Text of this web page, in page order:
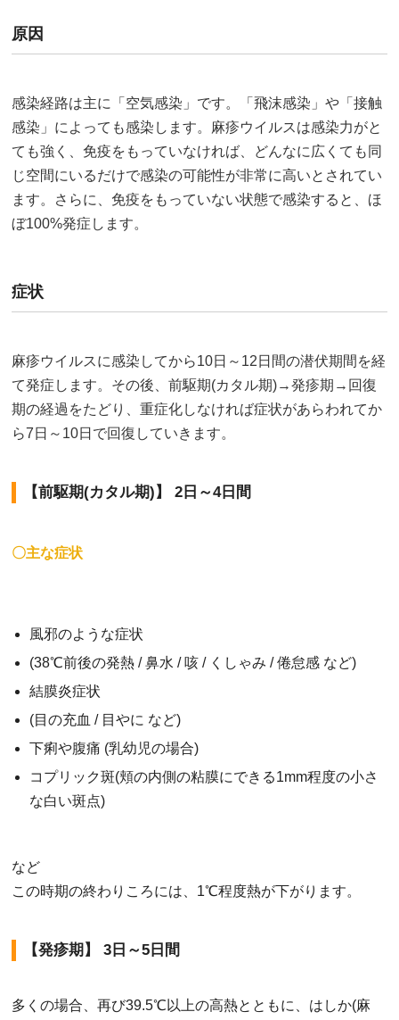
原因
感染経路は主に「空気感染」です。「飛沫感染」や「接触
感染」によっても感染します。麻疹ウイルスは感染力がと
ても強く、免疫をもっていなければ、どんなに広くても同
じ空間にいるだけで感染の可能性が非常に高いとされてい
ます。さらに、免疫をもっていない状態で感染すると、ほ
ぼ100%発症します。
症状
麻疹ウイルスに感染してから10日～12日間の潜伏期間を経
て発症します。その後、前駆期(カタル期)→発疹期→回復
期の経過をたどり、重症化しなければ症状があらわれてか
ら7日～10日で回復していきます。
【前駆期(カタル期)】 2日～4日間
〇主な症状
風邪のような症状
(38℃前後の発熱 / 鼻水 / 咳 / くしゃみ / 倦怠感 など)
結膜炎症状
(目の充血 / 目やに など)
下痢や腹痛 (乳幼児の場合)
コプリック斑(頬の内側の粘膜にできる1mm程度の小さ
な白い斑点)
など
この時期の終わりころには、1℃程度熱が下がります。
【発疹期】 3日～5日間
多くの場合、再び39.5℃以上の高熱とともに、はしか(麻